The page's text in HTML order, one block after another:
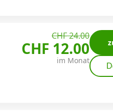
CHF 24.00
CHF 12.00
im Monat